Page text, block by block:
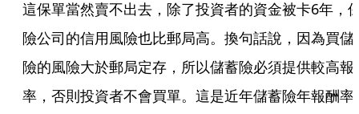
這保單當然賣不出去，除了投資者的資金被卡6年，
險公司的信用風險也比郵局高。換句話說，因為買儲
險的風險大於郵局定存，所以儲蓄險必須提供較高報
率，否則投資者不會買單。這是近年儲蓄險年報酬率